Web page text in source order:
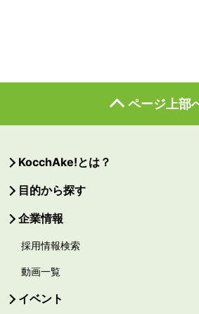
ページ上部
KocchAke!とは？
目的から探す
企業情報
採用情報検索
動画一覧
イベント